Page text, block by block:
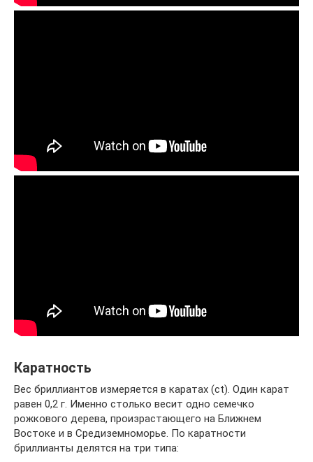
Каратность
Вес бриллиантов измеряется в каратах (ct). Один карат
равен 0,2 г. Именно столько весит одно семечко
рожкового дерева, произрастающего на Ближнем
Востоке и в Средиземноморье. По каратности
бриллианты делятся на три типа: